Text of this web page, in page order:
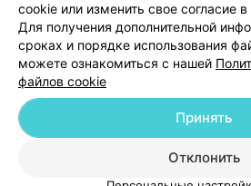
Персональные
Обработка
© 2026 ООО «Артокс Лаб», УНП 191700409|
г. Минск, улица Толбухина, 2, пом.
cookie или изменить свое согласие
Для получения дополнительной
сроках и порядке использования
можете ознакомиться с нашей
файлов cookie
Отклонить
Принять